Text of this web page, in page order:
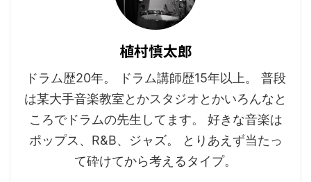
植村慎太郎
ドラム歴20年。 ドラム講師歴15年以上。 普段
は某大手音楽教室とかスタジオとかいろんなと
ころでドラムの先生してます。 好きな音楽は
ポップス、R&B、ジャズ。 とりあえず当たっ
て砕けてから考えるタイプ。